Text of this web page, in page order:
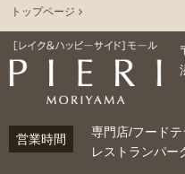
トップページ
営業時間 専門店/フードテ
レストランパー